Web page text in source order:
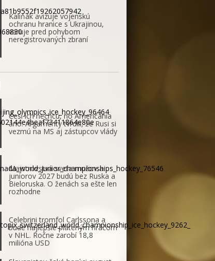
Kaliňák avizuje vojenskú
ochranu hranice s Ukrajinou,
varuje pred pohybom
neregistrovaných zbraní
Česi ich nechcú, no Američania
áno. Argumenty tvrdili, že Rusi si
vezmú na MS aj zástupcov vlády
Majstrovstvá sveta mužov a
juniorov 2027 budú bez Ruska a
Bieloruska. O ženách sa ešte len
rozhodne
Celebrini tromfol Carlssona a
bude najlepšie plateným hráčom
v NHL. Ročne zarobí 18,8
milióna USD